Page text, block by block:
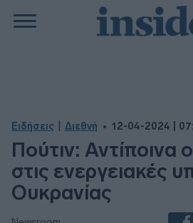
Ειδήσεις Διεθνή 12-04-2024 |
Πούτιν: Αντίποινα
στις ενεργειακές
Ουκρανίας